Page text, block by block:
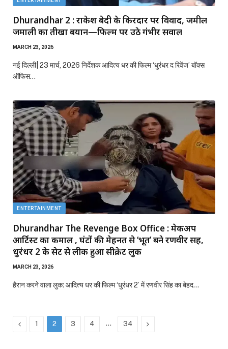
Dhurandhar 2 : राकेश बेदी के किरदार पर विवाद, जमील
जमाली का तीखा बयान—फिल्म पर उठे गंभीर सवाल
MARCH 23, 2026
नई दिल्ली| 23 मार्च, 2026 निर्देशक आदित्य धर की फिल्म ‘धुरंधर द रिवेंज’ बॉक्स
ऑफिस…
ENTERTAINMENT
Dhurandhar The Revenge Box Office : मेकअप
आर्टिस्ट का कमाल , घंटों की मेहनत से ‘भूत’ बने रणवीर सिंह,
धुरंधर 2 के सेट से लीक हुआ सीक्रेट लुक
MARCH 23, 2026
हैरान करने वाला लुक: आदित्य धर की फिल्म ‘धुरंधर 2’ में रणवीर सिंह का बेहद…
Previous
1 2 3 4 … 34 Next